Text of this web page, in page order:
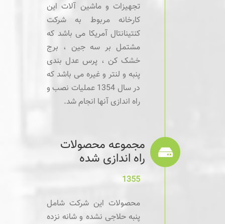
تجهیزات و ماشین آلات این
کارخانه مربوط به شرکت
کنتینانتال آمریکا می باشد که
مشتمل بر سه جین ، برج
خشک کن ، پرس عدل بندی
پنبه و لنتر و غیره می باشد که
در سال 1354 عملیات نصب و
راه اندازی آنها انجام شد.
مجموعه محصولات
راه اندازی شده
1355
محصولات این شرکت شامل
پنبه حلاجی نشده و شانه نزده